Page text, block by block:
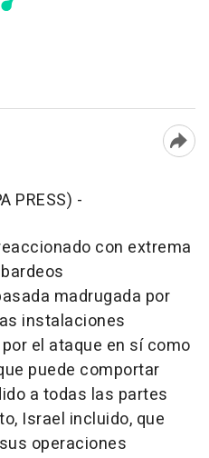
PRESS) -
con extrema
madrugada por
instalaciones
el ataque en sí como
puede comportar
a todas las partes
Israel incluido, que
operaciones